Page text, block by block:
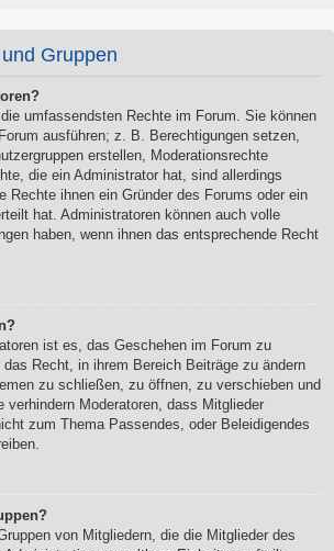
Gruppen
umfassendsten Rechte im Forum. Sie können
ausführen; z. B. Berechtigungen setzen,
erstellen, Moderationsrechte
die ein Administrator hat, sind allerdings
Rechte ihnen ein Gründer des Forums oder ein
hat. Administratoren können auch volle
haben, wenn ihnen das entsprechende Recht
ist es, das Geschehen im Forum zu
das Recht, in ihrem Bereich Beiträge zu ändern
zu schließen, zu öffnen, zu verschieben und
verhindern Moderatoren, dass Mitglieder
zum Thema Passendes, oder Beleidigendes
von Mitgliedern, die die Mitglieder des